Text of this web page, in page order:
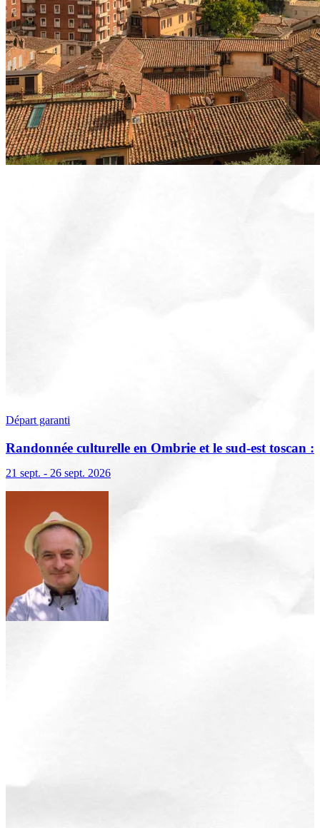
Départ garanti
Randonnée culturelle en Ombrie et le sud-est toscan :
21 sept. - 26 sept. 2026